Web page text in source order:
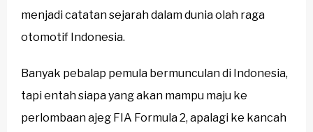
menjadi catatan sejarah dalam dunia olah raga
otomotif Indonesia.
Banyak pebalap pemula bermunculan di Indonesia,
tapi entah siapa yang akan mampu maju ke
perlombaan ajeg FIA Formula 2, apalagi ke kancah